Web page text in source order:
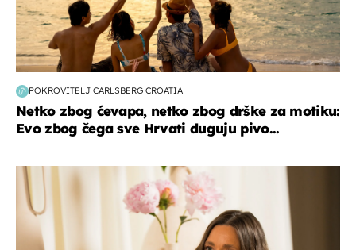
POKROVITELJ CARLSBERG CROATIA
Netko zbog ćevapa, netko zbog drške za motiku:
Evo zbog čega sve Hrvati duguju pivo...
moda & ljepota